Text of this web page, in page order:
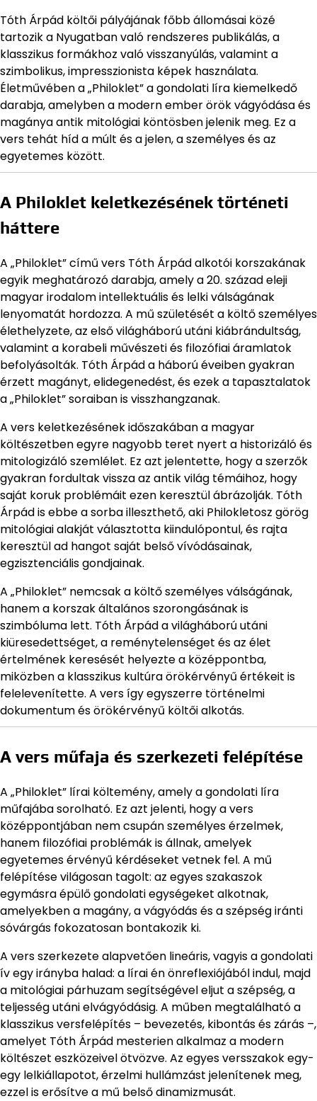
Tóth Árpád költői pályájának főbb állomásai közé
tartozik a Nyugatban való rendszeres publikálás, a
klasszikus formákhoz való visszanyúlás, valamint a
szimbolikus, impresszionista képek használata.
Életművében a „Philoklet” a gondolati líra kiemelkedő
darabja, amelyben a modern ember örök vágyódása és
magánya antik mitológiai köntösben jelenik meg. Ez a
vers tehát híd a múlt és a jelen, a személyes és az
egyetemes között.
A Philoklet keletkezésének történeti
háttere
A „Philoklet” című vers Tóth Árpád alkotói korszakának
egyik meghatározó darabja, amely a 20. század eleji
magyar irodalom intellektuális és lelki válságának
lenyomatát hordozza. A mű születését a költő személyes
élethelyzete, az első világháború utáni kiábrándultság,
valamint a korabeli művészeti és filozófiai áramlatok
befolyásolták. Tóth Árpád a háború éveiben gyakran
érzett magányt, elidegenedést, és ezek a tapasztalatok
a „Philoklet” soraiban is visszhangzanak.
A vers keletkezésének időszakában a magyar
költészetben egyre nagyobb teret nyert a historizáló és
mitologizáló szemlélet. Ez azt jelentette, hogy a szerzők
gyakran fordultak vissza az antik világ témáihoz, hogy
saját koruk problémáit ezen keresztül ábrázolják. Tóth
Árpád is ebbe a sorba illeszthető, aki Philokletosz görög
mitológiai alakját választotta kiindulópontul, és rajta
keresztül ad hangot saját belső vívódásainak,
egzisztenciális gondjainak.
A „Philoklet” nemcsak a költő személyes válságának,
hanem a korszak általános szorongásának is
szimbóluma lett. Tóth Árpád a világháború utáni
kiüresedettséget, a reménytelenséget és az élet
értelmének keresését helyezte a középpontba,
miközben a klasszikus kultúra örökérvényű értékeit is
felelevenítette. A vers így egyszerre történelmi
dokumentum és örökérvényű költői alkotás.
A vers műfaja és szerkezeti felépítése
A „Philoklet” lírai költemény, amely a gondolati líra
műfajába sorolható. Ez azt jelenti, hogy a vers
középpontjában nem csupán személyes érzelmek,
hanem filozófiai problémák is állnak, amelyek
egyetemes érvényű kérdéseket vetnek fel. A mű
felépítése világosan tagolt: az egyes szakaszok
egymásra épülő gondolati egységeket alkotnak,
amelyekben a magány, a vágyódás és a szépség iránti
sóvárgás fokozatosan bontakozik ki.
A vers szerkezete alapvetően lineáris, vagyis a gondolati
ív egy irányba halad: a lírai én önreflexiójából indul, majd
a mitológiai párhuzam segítségével eljut a szépség, a
teljesség utáni elvágyódásig. A műben megtalálható a
klasszikus versfelépítés – bevezetés, kibontás és zárás –,
amelyet Tóth Árpád mesterien alkalmaz a modern
költészet eszközeivel ötvözve. Az egyes versszakok egy-
egy lelkiállapotot, érzelmi hullámzást jelenítenek meg,
ezzel is erősítve a mű belső dinamizmusát.